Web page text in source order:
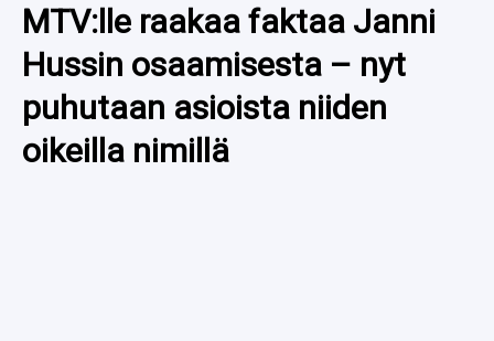
JÄÄKIEKKO
YLEISURHEILU
WILMA HELTELÄ
TALVILAJIT
MTV:lle raakaa faktaa Janni
Hussin osaamisesta – nyt
puhutaan asioista niiden
oikeilla nimillä